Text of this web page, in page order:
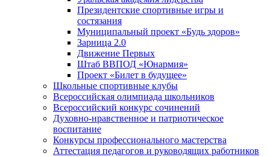
Президентские спортивные игры и
состязания
Муниципальный проект «Будь здоров»
Зарница 2.0
Движение Первых
Штаб ВВПОД «Юнармия»
Проект «Билет в будущее»
Школьные спортивные клубы
Всероссийская олимпиада школьников
Всероссийский конкурс сочинений
Духовно-нравственное и патриотическое
воспитание
Конкурсы профессионального мастерства
Аттестация педагогов и руководящих работников